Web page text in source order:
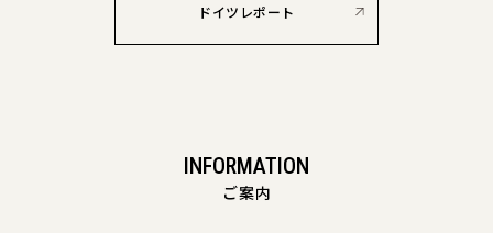
ドイツレポート
INFORMATION
ご案内